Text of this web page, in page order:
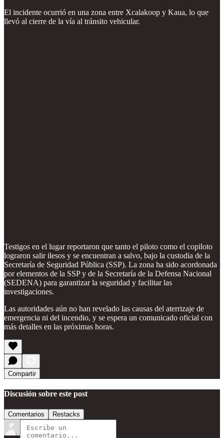
El incidente ocurrió en una zona entre Xcalakoop y Kaua, lo que
llevó al cierre de la vía al tránsito vehicular.
Testigos en el lugar reportaron que tanto el piloto como el copiloto
lograron salir ilesos y se encuentran a salvo, bajo la custodia de la
Secretaría de Seguridad Pública (SSP). La zona ha sido acordonada
por elementos de la SSP y de la Secretaría de la Defensa Nacional
(SEDENA) para garantizar la seguridad y facilitar las
investigaciones.
Las autoridades aún no han revelado las causas del aterrizaje de
emergencia ni del incendio, y se espera un comunicado oficial con
más detalles en las próximas horas.
Compartir
Discusión sobre este post
Comentarios Restacks